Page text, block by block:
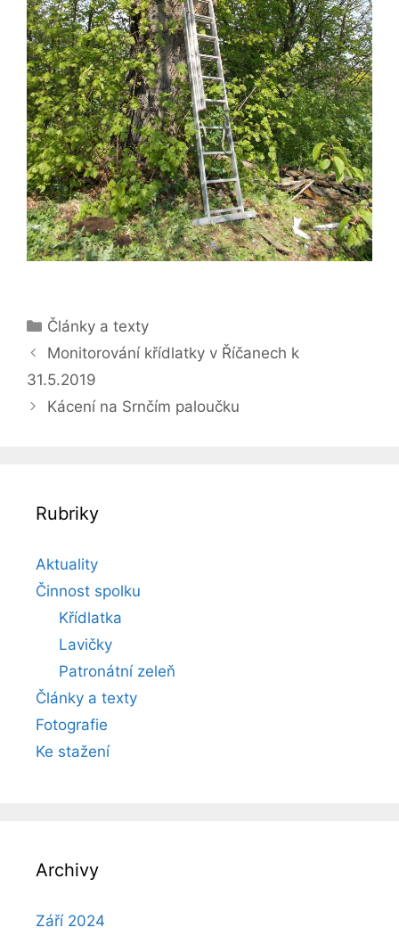
Rubriky
Články a texty
Monitorování křídlatky v Říčanech k
31.5.2019
Kácení na Srnčím paloučku
Rubriky
Aktuality
Činnost spolku
Křídlatka
Lavičky
Patronátní zeleň
Články a texty
Fotografie
Ke stažení
Archivy
Září 2024